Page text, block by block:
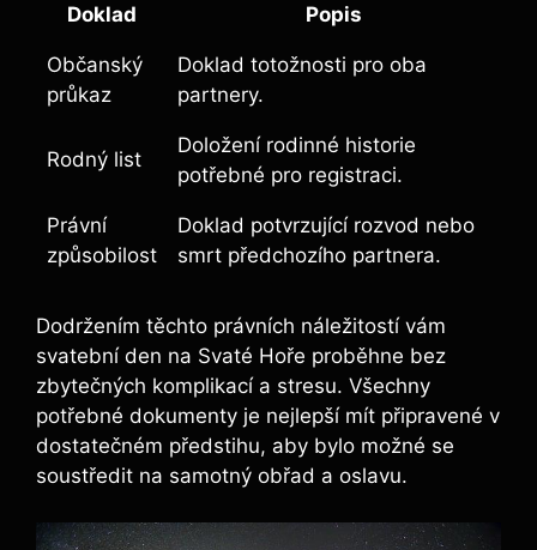
Doklad Popis
Občanský
průkaz
Doklad totožnosti pro oba
partnery.
Rodný list
Doložení rodinné historie
potřebné pro registraci.
Právní
způsobilost
Doklad potvrzující rozvod nebo
smrt předchozího partnera.
Dodržením těchto právních náležitostí vám
svatební den na Svaté Hoře proběhne bez
zbytečných komplikací a stresu. Všechny
potřebné dokumenty je nejlepší mít připravené v
dostatečném předstihu, aby bylo možné se
soustředit na samotný obřad a oslavu.